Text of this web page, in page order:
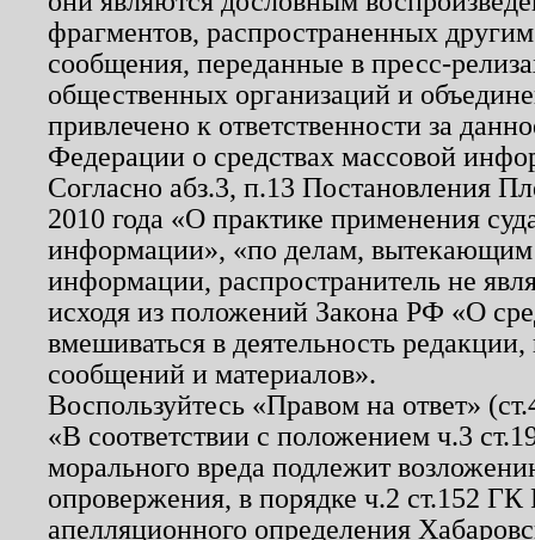
фрагментов, распространенных
сообщения, переданные в пресс-
общественных организаций и
привлечено к ответственности за
Федерации о средствах массовой
Согласно абз.3, п.13 Постановления
2010 года «О практике применения
информации», «по делам, вытекающим
информации, распространитель не
исходя из положений Закона РФ «О
вмешиваться в деятельность
сообщений и материалов».
Воспользуйтесь «Правом на ответ»
«В соответствии с положением ч.3
морального вреда подлежит
опровержения, в порядке ч.2 ст.152
апелляционного определения